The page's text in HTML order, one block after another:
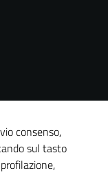
consenso,
sul tasto